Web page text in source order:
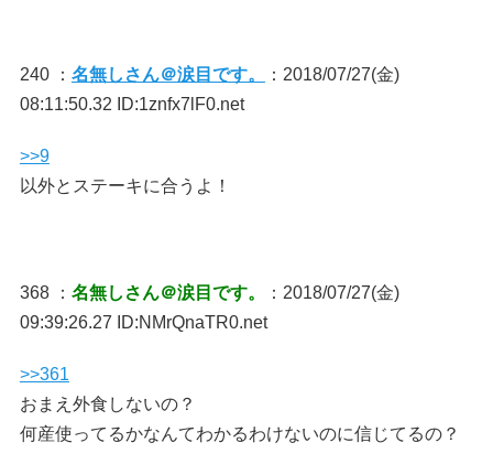
240 ： 名無しさん＠涙目です。
：2018/07/27(金)
08:11:50.32 ID:1znfx7lF0.net
>>9
以外とステーキに合うよ！
368 ： 名無しさん＠涙目です。
：2018/07/27(金)
09:39:26.27 ID:NMrQnaTR0.net
>>361
おまえ外食しないの？
何産使ってるかなんてわかるわけないのに信じてるの？